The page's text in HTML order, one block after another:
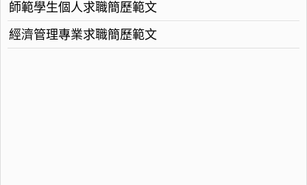
師範學生個人求職簡歷範文
經濟管理專業求職簡歷範文